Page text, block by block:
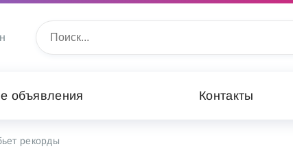
объявления Контакты
рекорды